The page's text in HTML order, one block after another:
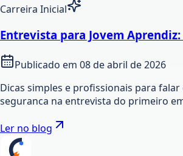
Carreira Inicial
Entrevista para Jovem
Publicado em 08 de abril de 2026
Dicas simples e profissionais para falar
seguranca na entrevista do primeiro
Ler no blog